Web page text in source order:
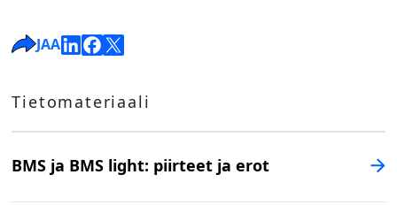
JAA
Tietomateriaali
BMS ja BMS light: piirteet ja erot